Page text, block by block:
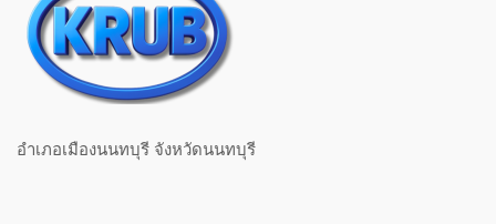
อำเภอเมืองนนทบุรี จังหวัดนนทบุรี